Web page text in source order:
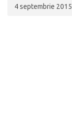
4 septembrie 2015